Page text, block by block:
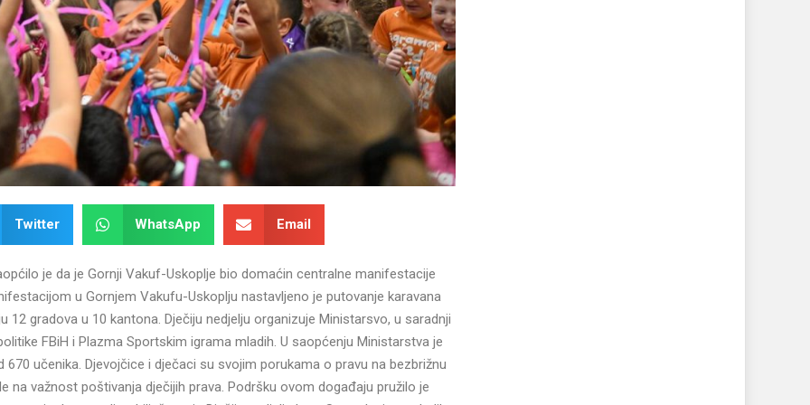
Twitter WhatsApp Email
je da je Gornji Vakuf-Uskoplje bio domaćin centralne manifestacije
u Gornjem Vakufu-Uskoplju nastavljeno je putovanje karavana
gradova u 10 kantona. Dječiju nedjelju organizuje Ministarsvo, u saradnji
FBiH i Plazma Sportskim igrama mladih. U saopćenju Ministarstva je
učenika. Djevojčice i dječaci su svojim porukama o pravu na bezbrižnu
na važnost poštivanja dječijih prava. Podršku ovom događaju pružilo je